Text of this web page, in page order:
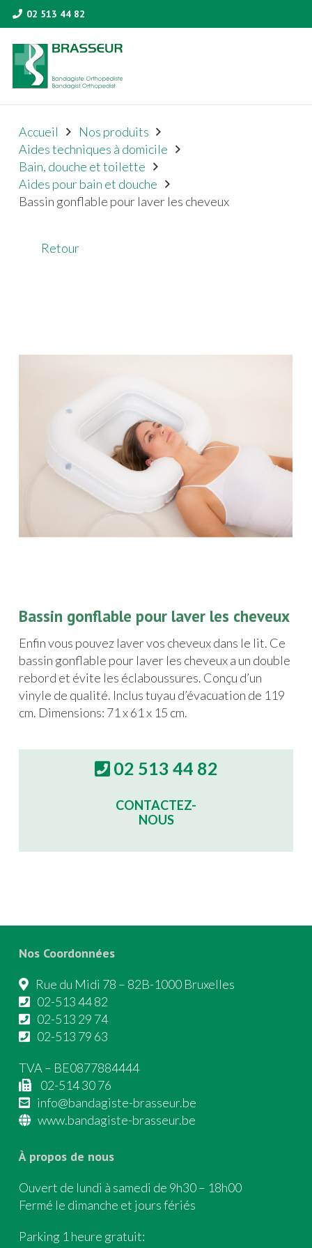
02 513 44 82
Accueil
Nos produits
Aides techniques à domicile
Bain, douche et toilette
Aides pour bain et douche
Bassin gonflable pour laver les cheveux
Retour
Bassin gonflable pour laver les cheveux
Enfin vous pouvez laver vos cheveux dans le lit. Ce
bassin gonflable pour laver les cheveux a un double
rebord et évite les éclaboussures. Conçu d’un
vinyle de qualité. Inclus tuyau d’évacuation de 119
cm. Dimensions: 71 x 61 x 15 cm.
02 513 44 82
CONTACTEZ-
NOUS
Nos Coordonnées
Rue du Midi 78 – 82B-1000 Bruxelles
02-513 44 82
02-513 29 74
02-513 79 63
TVA – BE0877884444
02-514 30 76
info@bandagiste-brasseur.be
www.bandagiste-brasseur.be
À propos de nous
Ouvert de lundi à samedi de 9h30 – 18h00
Fermé le dimanche et jours fériés
Parking 1 heure gratuit: